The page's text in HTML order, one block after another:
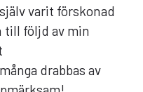
varit förskonad
till följd av min
drabbas av